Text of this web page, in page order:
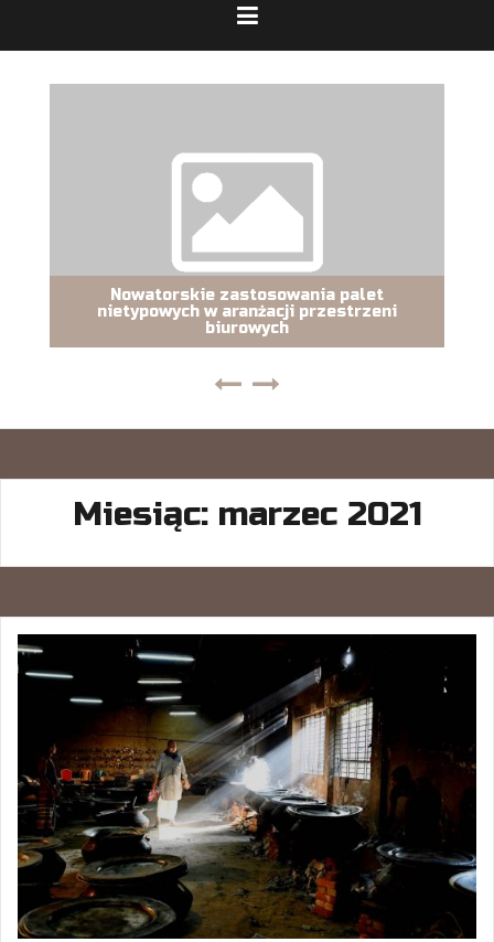
Nowatorskie zastosowania palet
nietypowych w aranżacji przestrzeni
biurowych
Miesiąc: marzec 2021